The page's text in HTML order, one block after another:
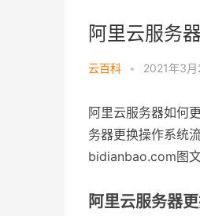
阿里云服务
云百科 • 2021年3
阿里云服务器如何
务器更换操作系统
bidianbao.com图
阿里云服务器